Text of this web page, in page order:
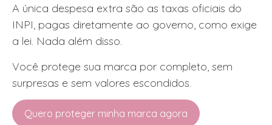
A única despesa extra são as taxas oficiais do
INPI, pagas diretamente ao governo, como exige
a lei. Nada além disso.
Você protege sua marca por completo, sem
surpresas e sem valores escondidos.
Quero proteger minha marca agora